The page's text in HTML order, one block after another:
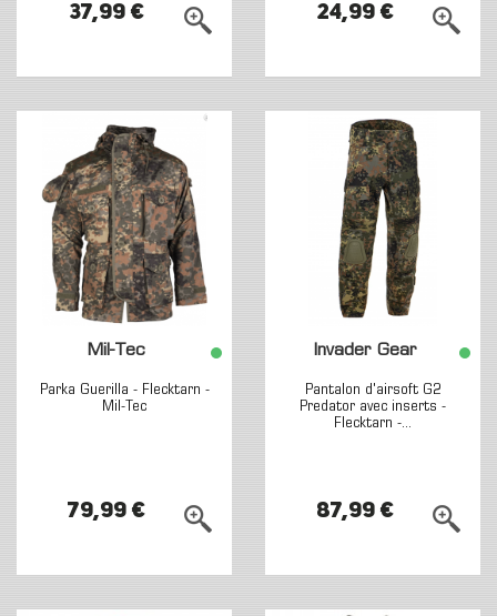
37,99 € 24,99 €
Mil-Tec
Parka Guerilla - Flecktarn -
Mil-Tec
79,99 €
Invader Gear
Pantalon d'airsoft G2
Predator avec inserts -
Flecktarn -...
87,99 €